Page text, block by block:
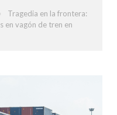
Tragedia en la frontera:
en vagón de tren en